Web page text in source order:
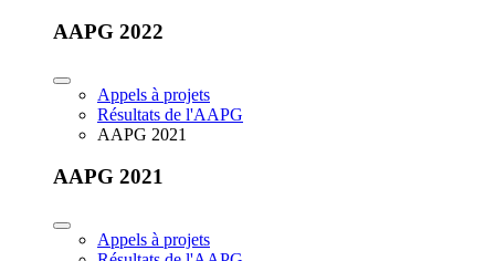
AAPG 2022
Appels à projets
Résultats de l'AAPG
AAPG 2021
AAPG 2021
Appels à projets